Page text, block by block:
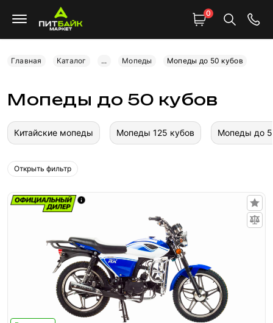
0
Главная Каталог ... Мопеды Мопеды до 50 кубов
Мопеды до 50 кубов
Китайские мопеды Мопеды 125 кубов Мопеды до
Открыть фильтр